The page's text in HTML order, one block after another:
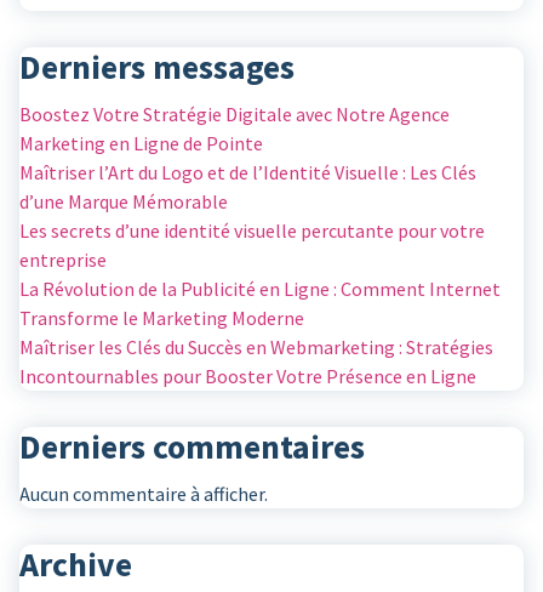
Derniers messages
Boostez Votre Stratégie Digitale avec Notre Agence
Marketing en Ligne de Pointe
Maîtriser l’Art du Logo et de l’Identité Visuelle : Les Clés
d’une Marque Mémorable
Les secrets d’une identité visuelle percutante pour votre
entreprise
La Révolution de la Publicité en Ligne : Comment Internet
Transforme le Marketing Moderne
Maîtriser les Clés du Succès en Webmarketing : Stratégies
Incontournables pour Booster Votre Présence en Ligne
Derniers commentaires
Aucun commentaire à afficher.
Archive